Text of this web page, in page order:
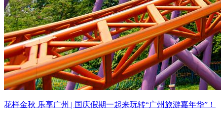
花样金秋 乐享广州 | 国庆假期一起来玩转“广州旅游嘉年华”！